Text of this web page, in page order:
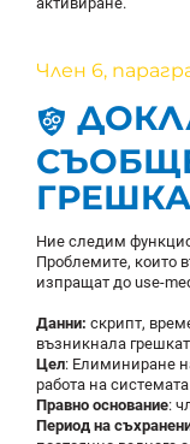
Член 6,
ГРЕШКА
Ние следим
Проблемите, които
изпращат до use-
Данни: скрипт,
възникнала
Цел: Елиминиране
работа на системата
Правно основание:
Период на